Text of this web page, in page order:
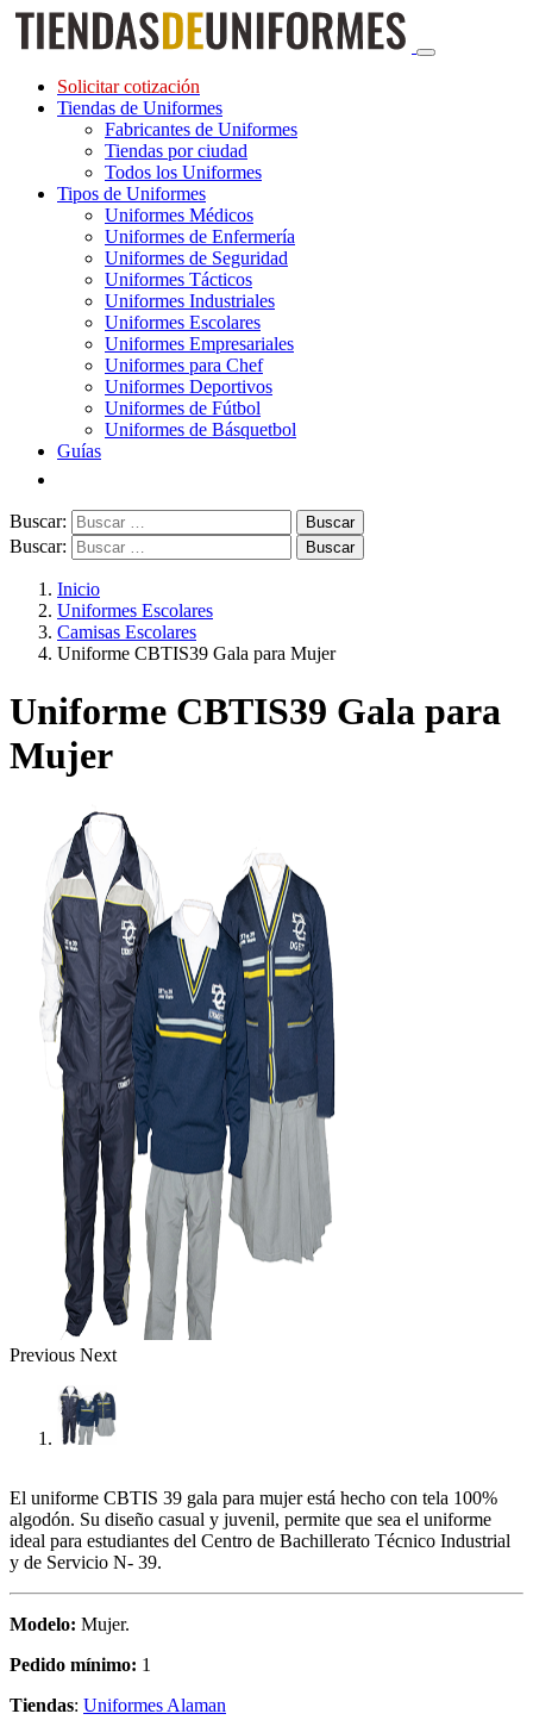
Solicitar cotización
Tiendas de Uniformes
Fabricantes de Uniformes
Tiendas por ciudad
Todos los Uniformes
Tipos de Uniformes
Uniformes Médicos
Uniformes de Enfermería
Uniformes de Seguridad
Uniformes Tácticos
Uniformes Industriales
Uniformes Escolares
Uniformes Empresariales
Uniformes para Chef
Uniformes Deportivos
Uniformes de Fútbol
Uniformes de Básquetbol
Guías
Buscar:
Buscar:
Inicio
Uniformes Escolares
Camisas Escolares
Uniforme CBTIS39 Gala para Mujer
Uniforme CBTIS39 Gala para
Mujer
Previous Next
El uniforme CBTIS 39 gala para mujer está hecho con tela 100%
algodón. Su diseño casual y juvenil, permite que sea el uniforme
ideal para estudiantes del Centro de Bachillerato Técnico Industrial
y de Servicio N- 39.
Modelo: Mujer.
Pedido mínimo: 1
Tiendas: Uniformes Alaman